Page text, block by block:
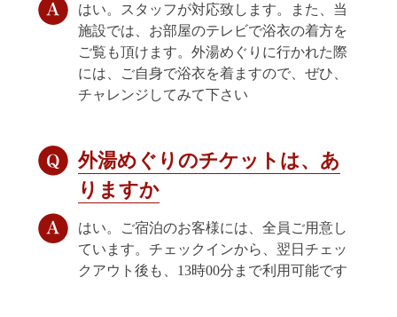
はい。スタッフが対応致します。また、当
施設では、お部屋のテレビで浴衣の着方を
ご覧も頂けます。外湯めぐりに行かれた際
には、ご自身で浴衣を着ますので、ぜひ、
チャレンジしてみて下さい
外湯めぐりのチケットは、あ
りますか
はい。ご宿泊のお客様には、全員ご用意し
ています。チェックインから、翌日チェッ
クアウト後も、13時00分まで利用可能です